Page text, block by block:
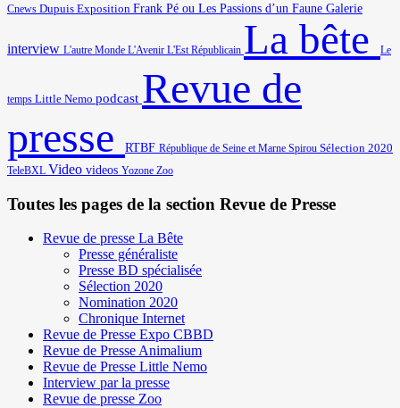
Cnews Dupuis Exposition Frank Pé ou Les Passions d’un Faune Galerie
interview L'autre Monde L'Avenir L'Est Républicain La bête Le
temps Little Nemo podcast Revue de
presse
RTBF République de Seine et Marne Spirou Sélection 2020
TeleBXL Video videos Yozone Zoo
Toutes les pages de la section Revue de Presse
Revue de presse La Bête
Presse généraliste
Presse BD spécialisée
Sélection 2020
Nomination 2020
Chronique Internet
Revue de Presse Expo CBBD
Revue de Presse Animalium
Revue de Presse Little Nemo
Interview par la presse
Revue de presse Zoo